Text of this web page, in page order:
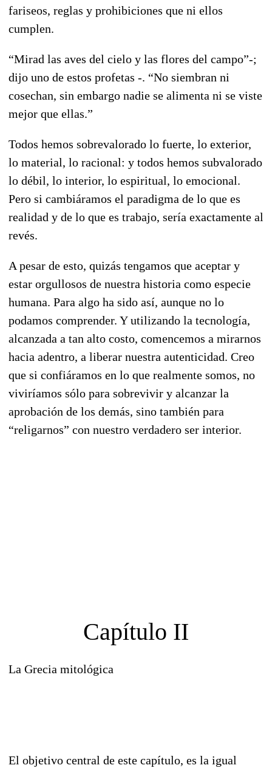
fariseos, reglas y prohibiciones que ni ellos
cumplen.
“Mirad las aves del cielo y las flores del campo”-;
dijo uno de estos profetas -. “No siembran ni
cosechan, sin embargo nadie se alimenta ni se viste
mejor que ellas.”
Todos hemos sobrevalorado lo fuerte, lo exterior,
lo material, lo racional: y todos hemos subvalorado
lo débil, lo interior, lo espiritual, lo emocional.
Pero si cambiáramos el paradigma de lo que es
realidad y de lo que es trabajo, sería exactamente al
revés.
A pesar de esto, quizás tengamos que aceptar y
estar orgullosos de nuestra historia como especie
humana. Para algo ha sido así, aunque no lo
podamos comprender. Y utilizando la tecnología,
alcanzada a tan alto costo, comencemos a mirarnos
hacia adentro, a liberar nuestra autenticidad. Creo
que si confiáramos en lo que realmente somos, no
viviríamos sólo para sobrevivir y alcanzar la
aprobación de los demás, sino también para
“religarnos” con nuestro verdadero ser interior.
Capítulo II
La Grecia mitológica
El objetivo central de este capítulo, es la igual